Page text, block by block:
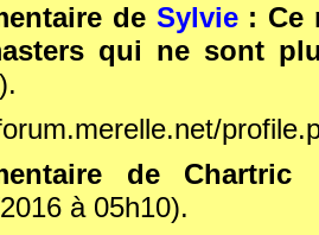
de Sylvie: Ce
qui ne sont
de Chartric
à 05h10).